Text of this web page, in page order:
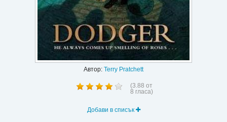
Регистрация
Автор: Terry Pratchett
(3.88 от
8 гласа)
Добави в списък